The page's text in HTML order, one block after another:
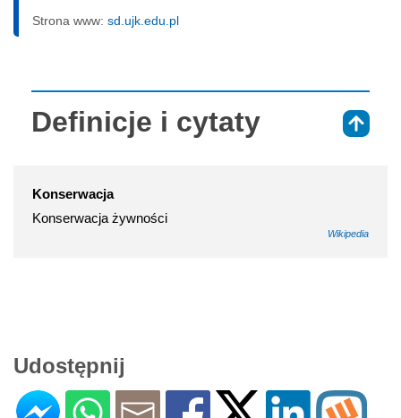
Strona www: sd.ujk.edu.pl
Definicje i cytaty
Konserwacja
Konserwacja żywności
Wikipedia
Udostępnij